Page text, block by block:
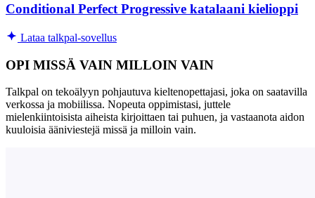
Conditional Perfect Progressive katalaani kielioppi
Lataa talkpal-sovellus
OPI MISSÄ VAIN MILLOIN VAIN
Talkpal on tekoälyyn pohjautuva kieltenopettajasi, joka on saatavilla
verkossa ja mobiilissa. Nopeuta oppimistasi, juttele
mielenkiintoisista aiheista kirjoittaen tai puhuen, ja vastaanota aidon
kuuloisia ääniviestejä missä ja milloin vain.